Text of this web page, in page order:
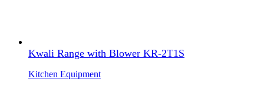
Kwali Range with Blower KR-2T1S
Kitchen Equipment